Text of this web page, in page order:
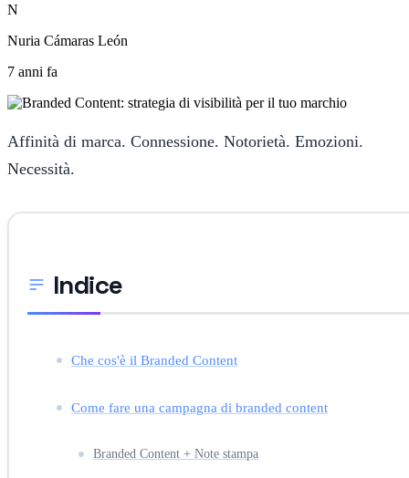
N
Nuria Cámaras León
7 anni fa
Affinità di marca. Connessione. Notorietà. Emozioni.
Necessità.
Indice
Che cos'è il Branded Content
Come fare una campagna di branded content
Branded Content + Note stampa